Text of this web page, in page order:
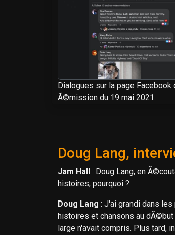
Dialogues sur la page Facebook
Ã©mission du 19 mai 2021.
Doug Lang,
Jam Hall : Doug Lang, en
histoires, pourquoi ?
Doug Lang : J'ai grandi dans
histoires et chansons au
large n'avait compris. Plus tard,